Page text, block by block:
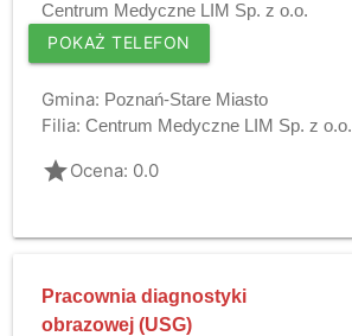
Centrum Medyczne LIM Sp. z o.o.
POKAŻ TELEFON
Gmina: Poznań-Stare Miasto
Filia: Centrum Medyczne LIM Sp. z o.o.
gradeOcena: 0.0
Pracownia diagnostyki
obrazowej (USG)